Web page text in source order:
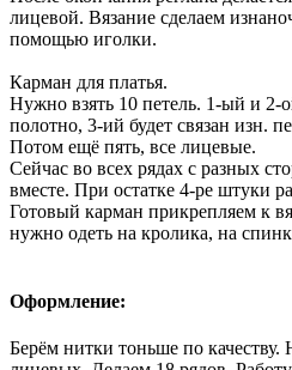
лицевой. Вязание сделаем
помощью иголки.
Карман для платья.
Нужно взять 10 петель. 1-ый и
полотно, 3-ий будет связан изн.
Потом ещё пять, все лицевые.
Сейчас во всех рядах с разных
вместе. При остатке 4-ре штуки
Готовый карман прикрепляем к
нужно одеть на кролика, на
Оформление:
Берём нитки тоньше по